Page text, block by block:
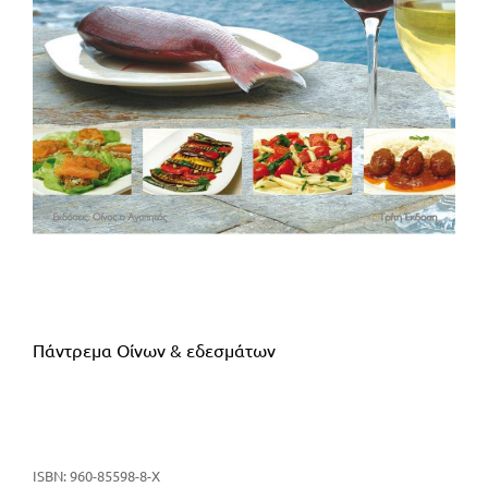
Πάντρεμα Οίνων & εδεσμάτων
ISBN: 960-85598-8-X